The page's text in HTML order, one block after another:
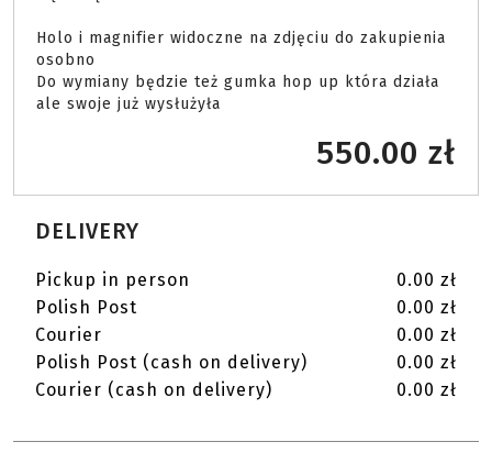
Holo i magnifier widoczne na zdjęciu do zakupienia
osobno
Do wymiany będzie też gumka hop up która działa
ale swoje już wysłużyła
550.00 zł
DELIVERY
Pickup in person
0.00 zł
Polish Post
0.00 zł
Courier
0.00 zł
Polish Post (cash on delivery)
0.00 zł
Courier (cash on delivery)
0.00 zł